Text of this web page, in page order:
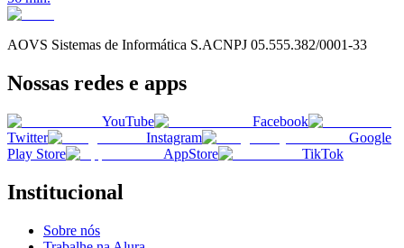
AOVS Sistemas de Informática S.ACNPJ 05.555.382/0001-33
Nossas redes e apps
YouTube
Facebook
Twitter
Instagram
Google
Play Store
AppStore TikTok
Institucional
Sobre nós